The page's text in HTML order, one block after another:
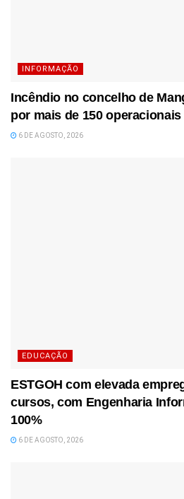
INFORMAÇÃO
Incêndio no concelho de
por mais de 150
6 DE AGOSTO, 2026
EDUCAÇÃO
ESTGOH com elevada
cursos, com Engenharia
100%
6 DE AGOSTO, 2026